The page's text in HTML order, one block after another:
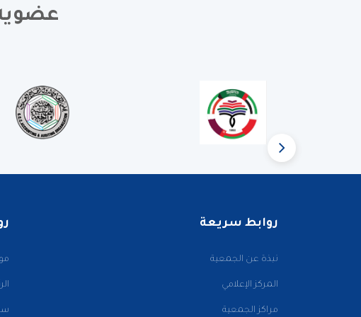
روابط سريعة
نبذة عن الجمعية
المركز الإعلامي
مراكز الجمعية